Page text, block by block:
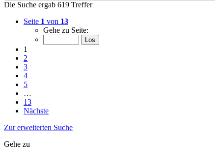
Die Suche ergab 619 Treffer
Seite 1 von 13
Gehe zu Seite:
1
2
3
4
5
…
13
Nächste
Zur erweiterten Suche
Gehe zu